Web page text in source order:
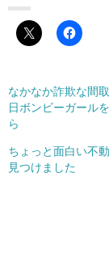
なかなか詐欺な間
日ボンビーガール
ら
ちょっと面白い不
見つけました